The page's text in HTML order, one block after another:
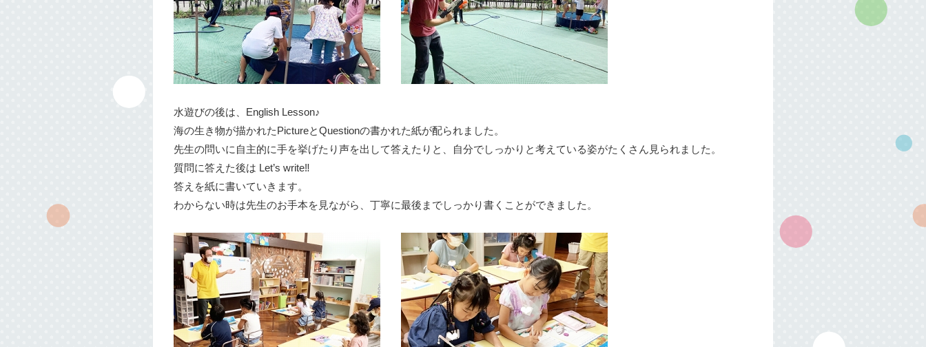
水遊びの後は、English Lesson♪
海の生き物が描かれたPictureとQuestionの書かれた紙が配られました。
先生の問いに自主的に手を挙げたり声を出して答えたりと、自分でしっかりと考えている姿がたくさん見られました。
質問に答えた後は Let’s write‼︎
答えを紙に書いていきます。
わからない時は先生のお手本を見ながら、丁寧に最後までしっかり書くことができました。